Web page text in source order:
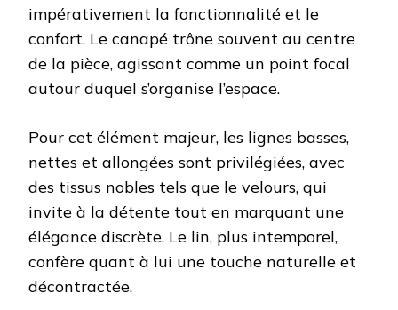
impérativement la fonctionnalité et le
confort. Le canapé trône souvent au centre
de la pièce, agissant comme un point focal
autour duquel s’organise l’espace.
Pour cet élément majeur, les lignes basses,
nettes et allongées sont privilégiées, avec
des tissus nobles tels que le velours, qui
invite à la détente tout en marquant une
élégance discrète. Le lin, plus intemporel,
confère quant à lui une touche naturelle et
décontractée.